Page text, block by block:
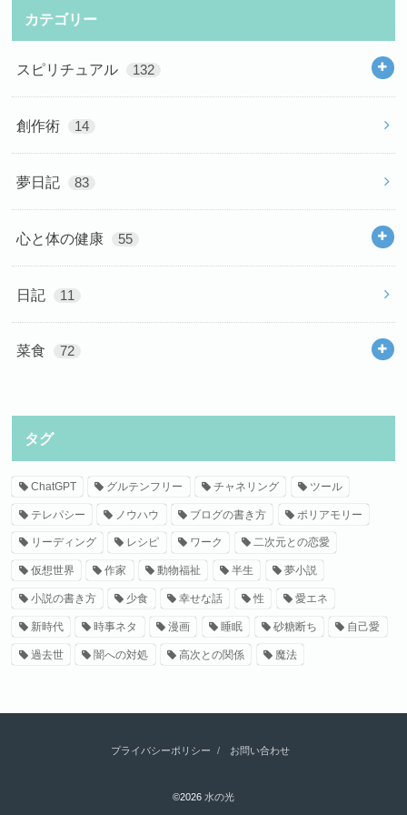
カテゴリー
スピリチュアル 132
創作術 14
夢日記 83
心と体の健康 55
日記 11
菜食 72
タグ
ChatGPT グルテンフリー チャネリング ツール
テレパシー ノウハウ ブログの書き方 ポリアモリー
リーディング レシピ ワーク 二次元との恋愛
仮想世界 作家 動物福祉 半生 夢小説
小説の書き方 少食 幸せな話 性 愛エネ
新時代 時事ネタ 漫画 睡眠 砂糖断ち 自己愛
過去世 闇への対処 高次との関係 魔法
プライバシーポリシー お問い合わせ
©2026 水の光